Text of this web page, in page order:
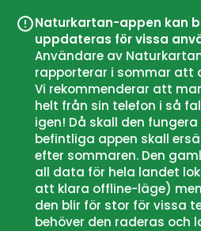
Naturkartan-appen kan
uppdateras för vissa
Användare av
rapporterar i sommar att
Vi rekommenderar att
helt från sin telefon i så
igen! Då skall den fungera
befintliga appen skall
efter sommaren. Den
all data för hela landet
att klara offline-läge)
den blir för stor för vissa
behöver den raderas och